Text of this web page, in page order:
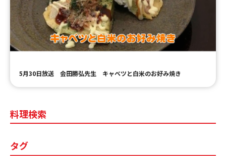
5月30日放送 会田勝弘先生 キャベツと白米のお好み焼き
料理検索
タグ